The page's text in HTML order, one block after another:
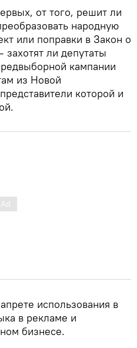
от того, решит ли
народную
или поправки в Закон о
ли депутаты
кампании
из Новой
которой и
использования в
в рекламе и
бизнесе.